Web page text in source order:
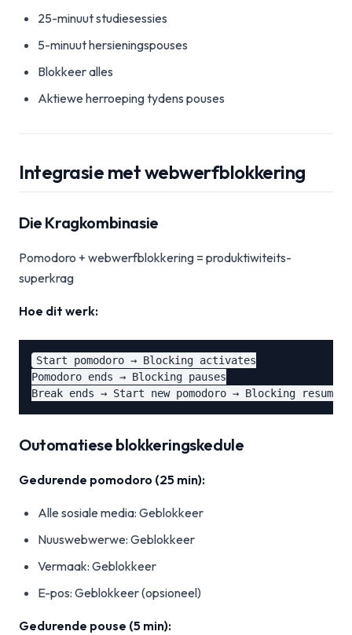
25-minuut studiesessies
5-minuut hersieningspouses
Blokkeer alles
Aktiewe herroeping tydens pouses
Integrasie met webwerfblokkering
Die Kragkombinasie
Pomodoro + webwerfblokkering = produktiwiteits-
superkrag
Hoe dit werk:
Start pomodoro → Blocking activates
Pomodoro ends → Blocking pauses
Outomatiese blokkeringskedule
Gedurende pomodoro (25 min):
Alle sosiale media: Geblokkeer
Nuuswebwerwe: Geblokkeer
Vermaak: Geblokkeer
E-pos: Geblokkeer (opsioneel)
Gedurende pouse (5 min):